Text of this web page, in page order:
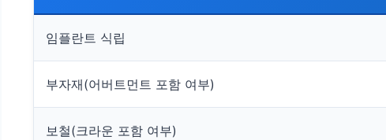
임플란트 식립
부자재(어버트먼트 포함 여부)
보철(크라운 포함 여부)